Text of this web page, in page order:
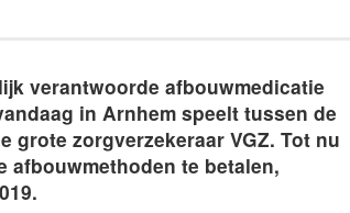
verantwoorde afbouwmedicatie
in Arnhem speelt tussen de
grote zorgverzekeraar VGZ. Tot nu
afbouwmethoden te betalen,